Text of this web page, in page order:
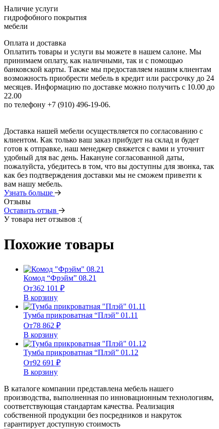
Наличие услуги
гидрофобного покрытия
мебели
Оплата и доставка
Оплатить товары и услуги вы можете в нашем салоне. Мы
принимаем оплату, как наличными, так и с помощью
банковской карты. Также мы предоставляем нашим клиентам
возможность приобрести мебель в кредит или рассрочку до 24
месяцев. Информацию по доставке можно получить с 10.00 до
22.00
по телефону +7 (910) 496-19-06.
Доставка нашей мебели осуществляется по согласованию с
клиентом. Как только ваш заказ прибудет на склад и будет
готов к отправке, наш менеджер свяжется с вами и уточнит
удобный для вас день. Накануне согласованной даты,
пожалуйста, убедитесь в том, что вы доступны для звонка, так
как без подтверждения доставки мы не сможем привезти к
вам нашу мебель.
Узнать больше
Отзывы
Оставить отзыв
У товара нет отзывов :(
Похожие товары
Комод “Фрэйм” 08.21
От362 101 ₽
В корзину
Тумба прикроватная “Плэй” 01.11
От78 862 ₽
В корзину
Тумба прикроватная “Плэй” 01.12
От92 691 ₽
В корзину
В каталоге компании представлена мебель нашего
производства, выполненная по инновационным технологиям,
соответствующая стандартам качества. Реализация
собственной продукции без посредников и накруток
гарантирует доступную стоимость